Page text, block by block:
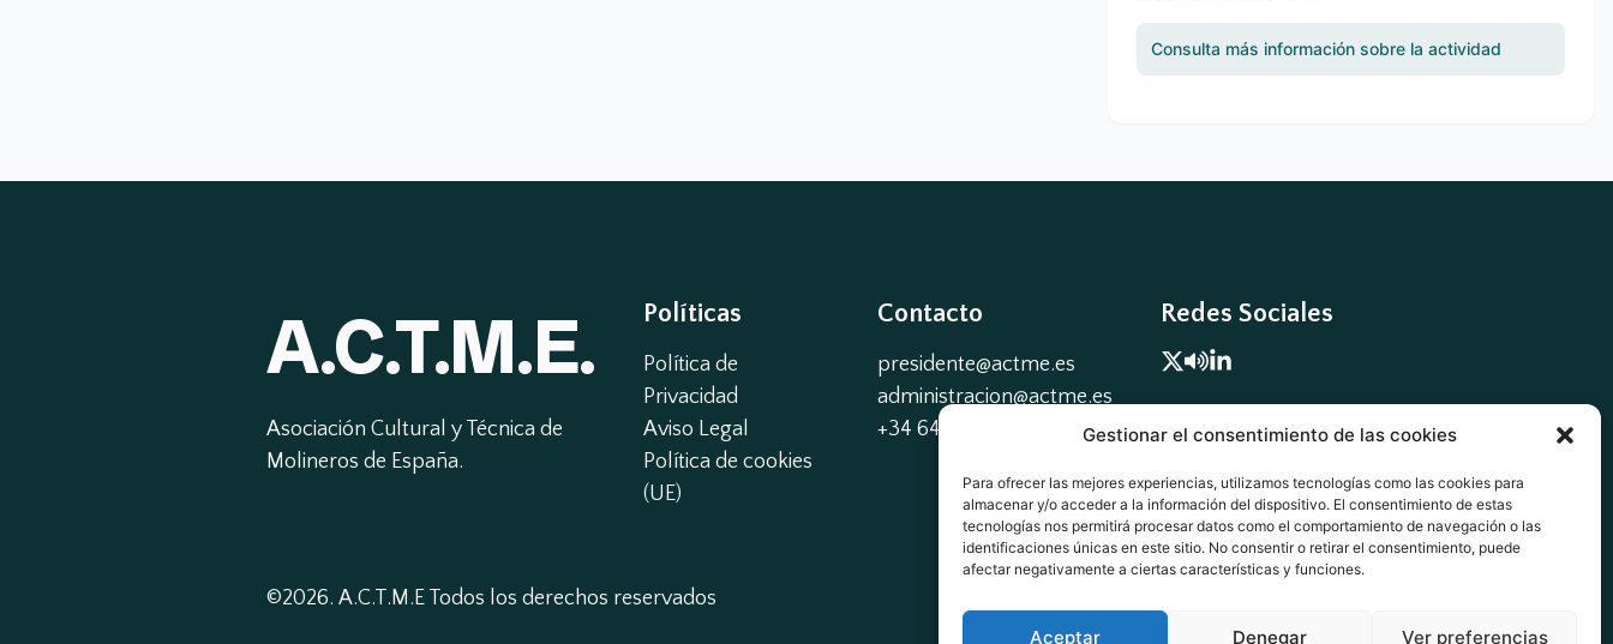
Gestionar el consentimiento de las cookies
Para ofrecer las mejores experiencias, utilizamos tecnologías como las cookies para
almacenar y/o acceder a la información del dispositivo. El consentimiento de estas
tecnologías nos permitirá procesar datos como el comportamiento de navegación o las
identificaciones únicas en este sitio. No consentir o retirar el consentimiento, puede
afectar negativamente a ciertas características y funciones.
Aceptar Denegar Ver preferencias
Consulta más información sobre la actividad
A.C.T.M.E.
Asociación Cultural y Técnica de
Molineros de España.
Políticas
Política de
Privacidad
Aviso Legal
Política de cookies
(UE)
Contacto
presidente@actme.es
administracion@actme.es
+34 647 66 63 18
Redes Sociales
©2026. A.C.T.M.E Todos los derechos reservados